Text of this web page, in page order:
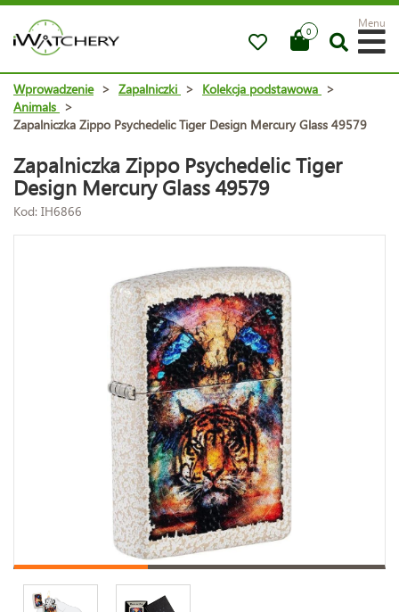
0
Menu
Wprowadzenie > Zapalniczki > Kolekcja podstawowa >
Animals >
Zapalniczka Zippo Psychedelic Tiger Design Mercury Glass 49579
Zapalniczka Zippo Psychedelic Tiger
Design Mercury Glass 49579
Kod: IH6866